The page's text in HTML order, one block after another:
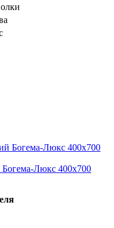
Богема-Люкс 400х700